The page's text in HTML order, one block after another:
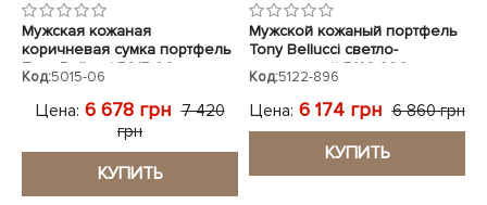
Мужская кожаная
коричневая сумка портфель
Tony Bellucci 5015-06
Код:5015-06
Цена: 6 678 грн 7 420
грн
КУПИТЬ
Мужской кожаный портфель
Tony Bellucci светло-
коричневый 5122-896
Код:5122-896
Цена: 6 174 грн 6 860 грн
КУПИТЬ